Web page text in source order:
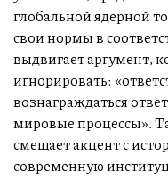
глобальной ядерной
свои нормы в
выдвигает аргумент,
игнорировать:
вознаграждаться
мировые процессы».
смещает акцент с
современную